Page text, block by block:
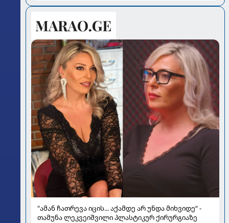
სალომე ახვლედიანის რჩევები
"ამან ჩათრევა იცის... აქამდე არ უნდა მიხვიდე“ -
თამუნა ლეკვეიშვილი პლასტიკურ ქირურგიაზე